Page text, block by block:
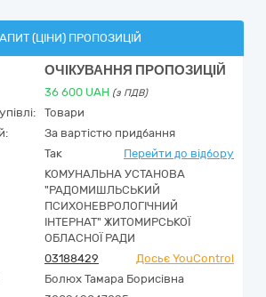
(ЦІНИ) ПРОПОЗИЦІЙ
ОЧІКУВАННЯ ПРОПОЗИЦІЙ
36 600 UAH (з ПДВ)
Товари
За вартістю придбання
Так Перейти до відбору
КОМУНАЛЬНА УСТАНОВА
"РАДОМИШЛЬСЬКИЙ
ПСИХОНЕВРОЛОГІЧНИЙ
ІНТЕРНАТ" ЖИТОМИРСЬКОЇ
ОБЛАСНОЇ РАДИ
03188429
Досьє YouControl
Болюх Тамара Борисівна